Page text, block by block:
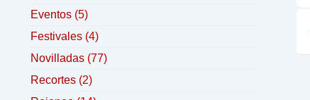
Eventos (5)
Festivales (4)
Novilladas (77)
Recortes (2)